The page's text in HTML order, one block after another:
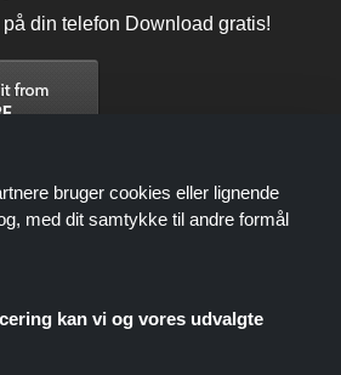
din telefon Download gratis!
bruger cookies eller lignende
med dit samtykke til andre formål
kan vi og vores udvalgte